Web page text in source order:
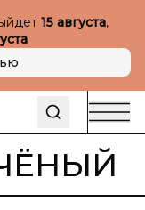
15 августа,